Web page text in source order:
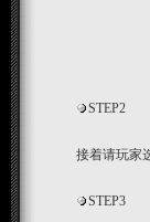
STEP2
接着请玩家
STEP3